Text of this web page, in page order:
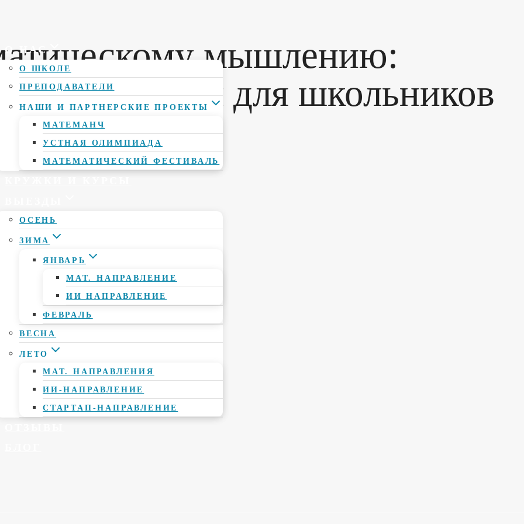
О НАС
О ШКОЛЕ
ПРЕПОДАВАТЕЛИ
НАШИ И ПАРТНЕРСКИЕ ПРОЕКТЫ
МАТЕМАНЧ
УСТНАЯ ОЛИМПИАДА
МАТЕМАТИЧЕСКИЙ ФЕСТИВАЛЬ
ОСЕНЬ
ЗИМА
ЯНВАРЬ
МАТ. НАПРАВЛЕНИЕ
ИИ НАПРАВЛЕНИЕ
ФЕВРАЛЬ
ВЕСНА
ЛЕТО
МАТ. НАПРАВЛЕНИЯ
ИИ-НАПРАВЛЕНИЕ
СТАРТАП-НАПРАВЛЕНИЕ
мышлению:
занятий для школьников